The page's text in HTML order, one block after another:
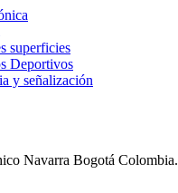
superficies
Deportivos
y señalización
Navarra Bogotá Colombia.